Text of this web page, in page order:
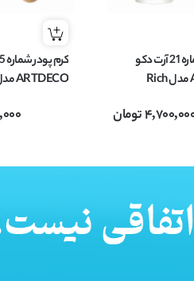
کرم پودر شماره 21 آرت دکو
ARTDECO مدل Rich
تومان
خشک حجم 20 میل